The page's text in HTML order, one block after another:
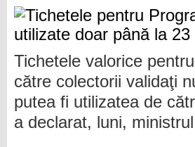
Tichetele valorice
către colectorii validaţi
putea fi utilizatea de
a declarat, luni,